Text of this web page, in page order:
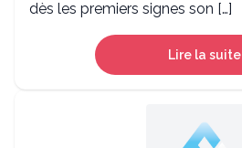
dès les premiers signes son […]
Lire la suite